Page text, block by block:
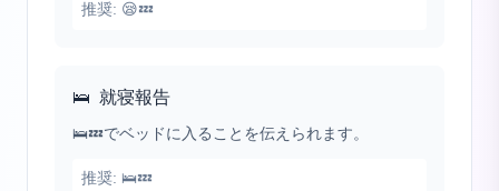
推奨: 😪💤
🛌 就寝報告
🛌💤でベッドに入ることを伝えられます。
推奨: 🛌💤